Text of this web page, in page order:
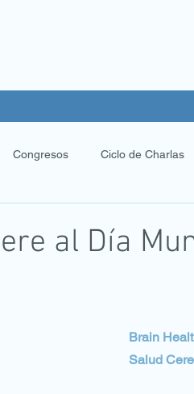
Congresos Ciclo de Charlas
al Día
Brain
Salud